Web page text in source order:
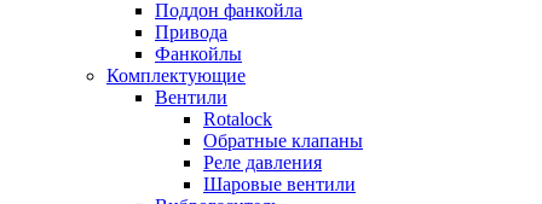
Поддон фанкойла
Привода
Фанкойлы
Комплектующие
Вентили
Rotalock
Обратные клапаны
Реле давления
Шаровые вентили